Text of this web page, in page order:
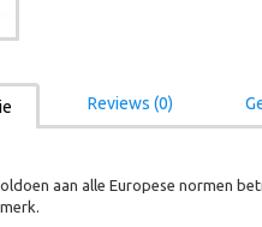
Reviews (0)
aan alle Europese normen